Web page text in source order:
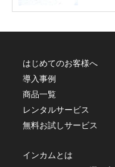
はじめてのお客様へ
導入事例
商品一覧
レンタルサービス
無料お試しサービス
インカムとは